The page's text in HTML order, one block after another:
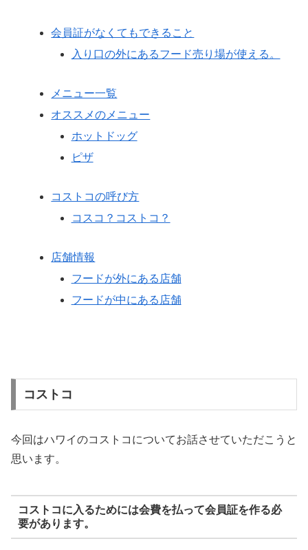
会員証がなくてもできること
入り口の外にあるフード売り場が使える。
メニュー一覧
オススメのメニュー
ホットドッグ
ピザ
コストコの呼び方
コスコ？コストコ？
店舗情報
フードが外にある店舗
フードが中にある店舗
コストコ
今回はハワイのコストコについてお話させていただこうと
思います。
コストコに入るためには会費を払って会員証を作る必
要があります。